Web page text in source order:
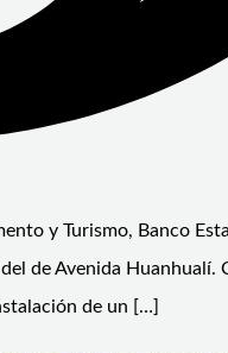
y Turismo, Banco
de Avenida Huanhualí.
de un […]